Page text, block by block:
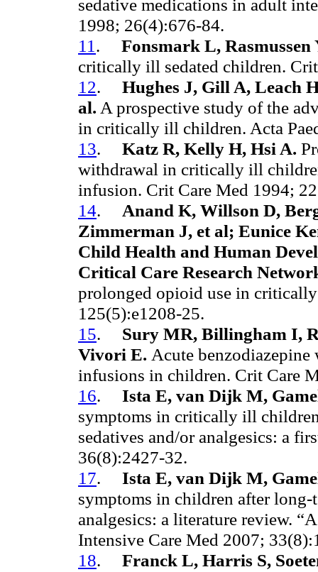
1998; 26(4):676-84.
11 .
Fonsmark L, Rasmussen
critically ill sedated children.
12.
Hughes J, Gill A, Leach
al. A prospective study of the
in critically ill children. Acta
13. Katz R, Kelly H, Hsi A.
withdrawal in critically ill
infusion. Crit Care Med 1994;
14.
Anand K, Willson D,
Zimmerman J, et al; Eunice
Child Health and Human
Critical Care Research
prolonged opioid use in
125(5):e1208-25.
15.
Sury MR, Billingham I,
Vivori E. Acute
infusions in children. Crit Care
16.
Ista E, van Dijk M,
symptoms in critically ill
sedatives and/or analgesics: a
36(8):2427-32.
17.
Ista E, van Dijk M,
symptoms in children after
analgesics: a literature review.
Intensive Care Med 2007;
18.
Franck L, Harris S,